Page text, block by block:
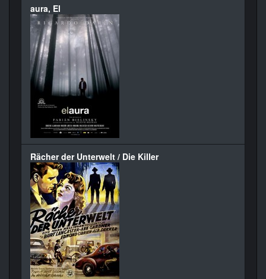
aura, El
Rächer der Unterwelt / Die Killer